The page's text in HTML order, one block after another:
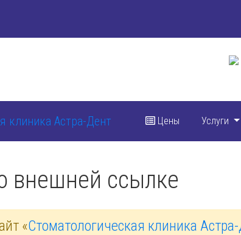
Цены Услуги
внешней ссылке
«Стоматологическая клиника